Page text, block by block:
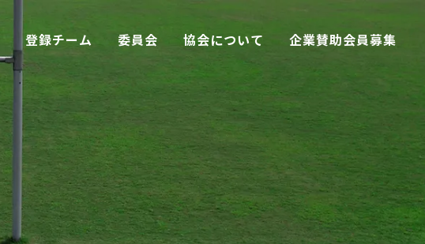
登録チーム 委員会 協会について 企業賛助会員募集